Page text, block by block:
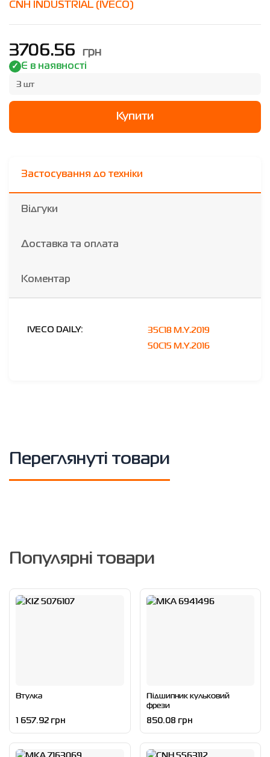
CNH INDUSTRIAL (IVECO)
3706.56 грн
Є в наявності
3 шт
Купити
Застосування до техніки
Відгуки
Доставка та оплата
Коментар
IVECO DAILY:
35C18 M.Y.2019
50C15 M.Y.2016
Переглянуті товари
Популярні товари
Втулка
1 657.92 грн
Підшипник кульковий
фрези
850.08 грн